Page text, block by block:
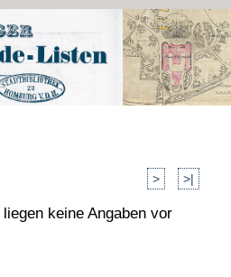
> >|
keine Angaben vor